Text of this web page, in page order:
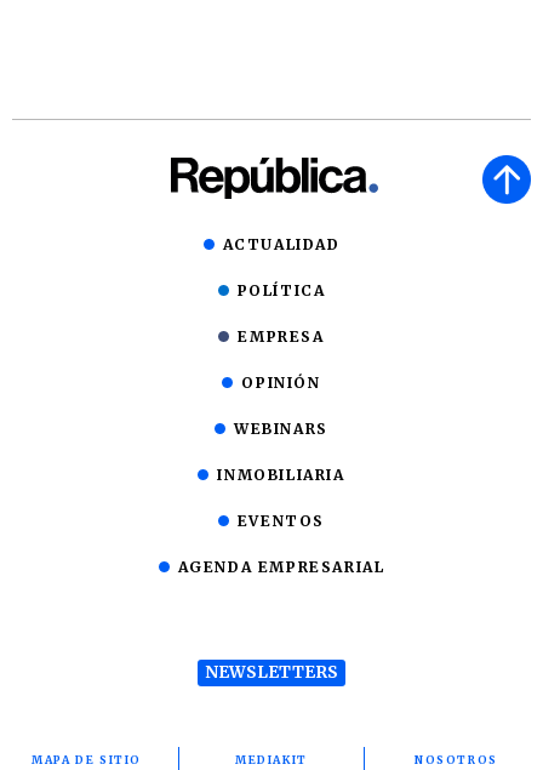
ACTUALIDAD
POLÍTICA
EMPRESA
OPINIÓN
WEBINARS
INMOBILIARIA
EVENTOS
AGENDA EMPRESARIAL
NEWSLETTERS
MAPA DE SITIO MEDIAKIT NOSOTROS